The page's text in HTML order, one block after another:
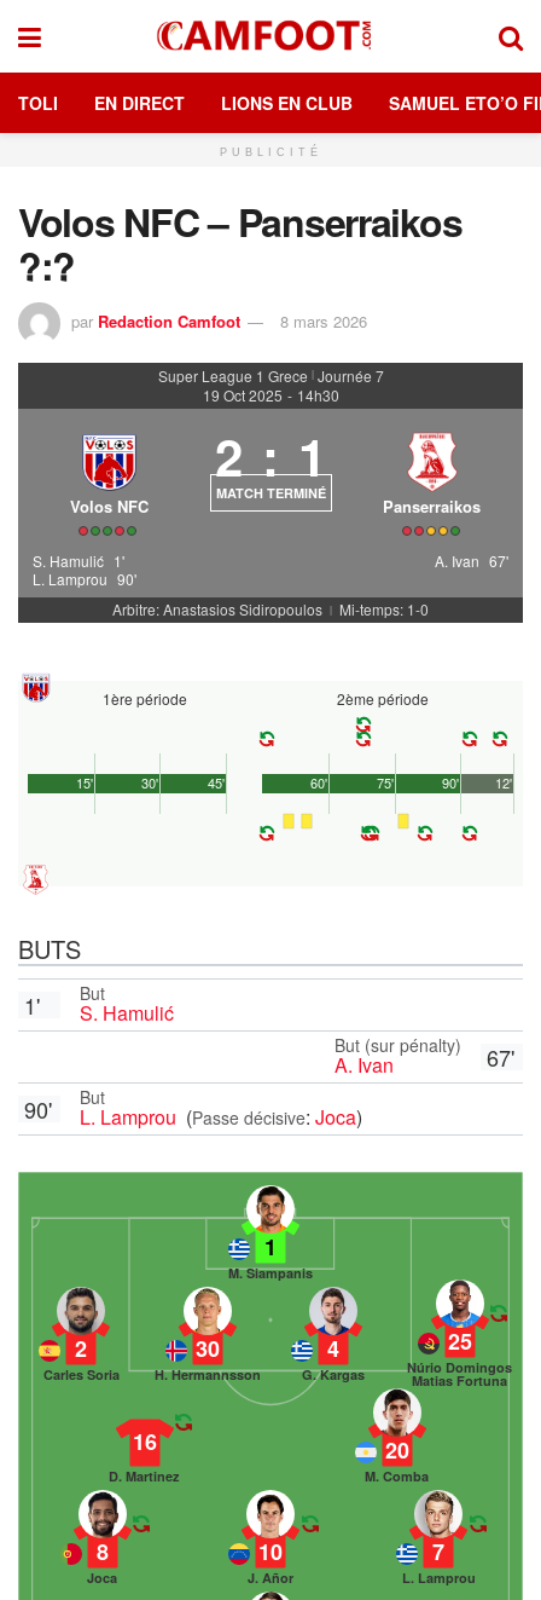
TOLI EN DIRECT LIONS EN CLUB SAMUEL ETO’O
PUBLICITÉ
Volos NFC – Panserraikos
?:?
par Redaction Camfoot 8 mars 2026
Super League 1 Grece | Journée 7
19 Oct 2025 - 14h30
Volos NFC
2 : 1
MATCH TERMINÉ
Panserraikos
S. Hamulić 1'
L. Lamprou 90'
A. Ivan 67'
Arbitre: Anastasios Sidiropoulos | Mi-temps: 1-0
1ère période
45'
15' 30'
2ème période
90'
60' 75' 12'
BUTS
But
S. Hamulić
1'
67'
But (sur pénalty)
A. Ivan
But
L. Lamprou (Passe décisive: Joca)
90'
1
M. Siampanis
25
Núrio Domingos
Matias Fortuna
4
G. Kargas
30
H. Hermannsson
2
Carles Soria
20
M. Comba
16
D. Martinez
7
L. Lamprou
10
J. Añor
8
Joca